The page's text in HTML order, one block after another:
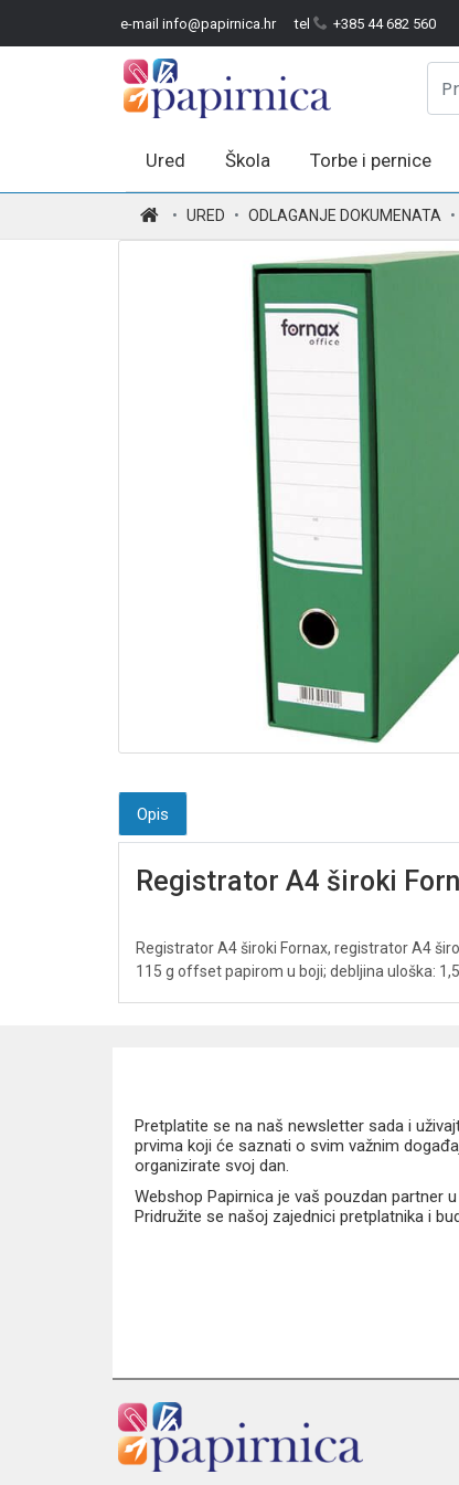
e-mail info@papirnica.hr tel +385 44 682 560
Ured Škola Torbe i pernice
URED ODLAGANJE DOKUMENATA
Opis
Registrator A4 široki
Registrator A4 široki Fornax, registrator A4
115 g offset papirom u boji; debljina uloška:
Pretplatite se na naš newsletter sada i
prvima koji će saznati o svim važnim
organizirate svoj dan.
Webshop Papirnica je vaš pouzdan partner
Pridružite se našoj zajednici pretplatnika i